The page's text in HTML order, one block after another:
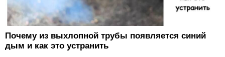
Почему из выхлопной трубы появляется синий
дым и как это устранить